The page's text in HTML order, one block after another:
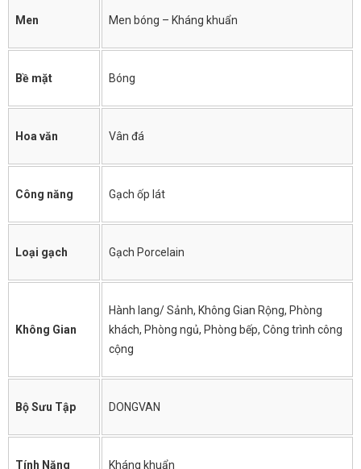
Men Men bóng – Kháng khuẩn
Bề mặt Bóng
Hoa văn Vân đá
Công năng Gạch ốp lát
Loại gạch Gạch Porcelain
Không Gian
Hành lang/ Sảnh, Không Gian Rộng, Phòng
khách, Phòng ngủ, Phòng bếp, Công trình công
cộng
Bộ Sưu Tập DONGVAN
Tính Năng Kháng khuẩn